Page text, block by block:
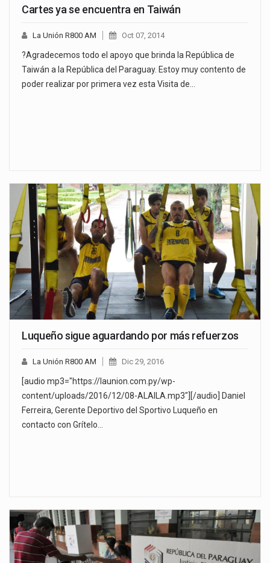
Cartes ya se encuentra en Taiwán
La Unión R800 AM Oct 07, 2014
?Agradecemos todo el apoyo que brinda la República de
Taiwán a la República del Paraguay. Estoy muy contento de
poder realizar por primera vez esta Visita de…
Luqueño sigue aguardando por más refuerzos
La Unión R800 AM Dic 29, 2016
[audio mp3="https://launion.com.py/wp-
content/uploads/2016/12/08-ALAILA.mp3"][/audio] Daniel
Ferreira, Gerente Deportivo del Sportivo Luqueño en
contacto con Grítelo…